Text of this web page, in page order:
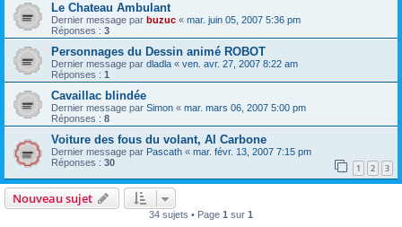
Le Chateau Ambulant
Dernier message par buzuc « mar. juin 05, 2007 5:36 pm
Réponses : 3
Personnages du Dessin animé ROBOT
Dernier message par dladla « ven. avr. 27, 2007 8:22 am
Réponses : 1
Cavaillac blindée
Dernier message par Simon « mar. mars 06, 2007 5:00 pm
Réponses : 8
Voiture des fous du volant, Al Carbone
Dernier message par Pascath « mar. févr. 13, 2007 7:15 pm
Réponses : 30 1 2 3
Nouveau sujet
34 sujets • Page 1 sur 1